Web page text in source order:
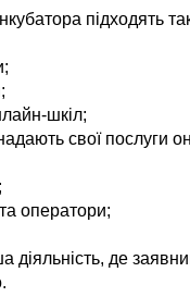
підходять
шкіл;
надають свої послуги
оператори;
діяльність, де